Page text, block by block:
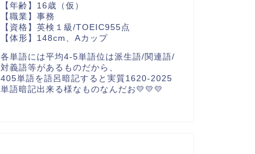
【年齢】16歳（仮）
【職業】事務
【資格】英検１級/TOEIC955点
【体形】148cm、Aカップ
各単語には平均4-5単語位は派生語/関連語/
対義語等があるものだから、
405単語を語呂暗記すると実質1620-2025
単語暗記出来る様なものなんだお💛💛💛